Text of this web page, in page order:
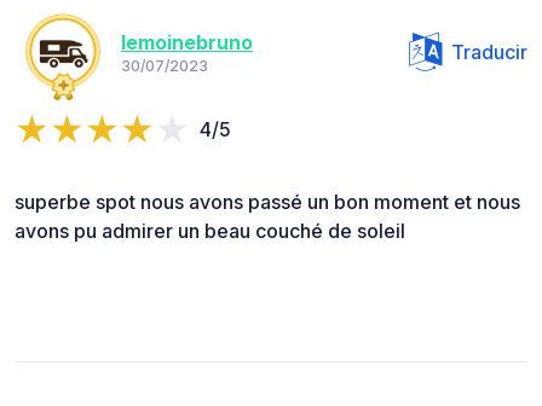
lemoinebruno
30/07/2023
Traducir
4/5
superbe spot nous avons passé un bon moment et nous
avons pu admirer un beau couché de soleil